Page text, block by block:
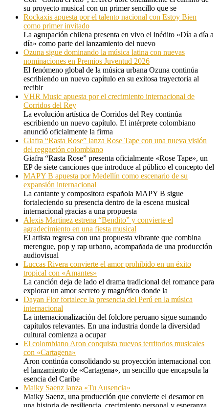
su proyecto musical con un primer sencillo que se
Rockaxis apuesta por el talento nacional con Estoy Bien
como primer invitado
La agrupación chilena presenta en vivo el inédito «Día a día a
día» como parte del lanzamiento del nuevo
Ozuna sigue dominando la música latina con nuevas
nominaciones en Premios Juventud 2026
El fenómeno global de la música urbana Ozuna continúa
escribiendo un nuevo capítulo en su exitosa trayectoria al
recibir
VHR Music apuesta por el crecimiento internacional de
Corridos del Rey
La evolución artística de Corridos del Rey continúa
escribiendo un nuevo capítulo. El intérprete colombiano
anunció oficialmente la firma
Giafra “Rasta Rose” lanza Rose Tape con una nueva visión
del reggaetón colombiano
Giafra “Rasta Rose” presenta oficialmente «Rose Tape», un
EP de siete canciones que introduce al público el concepto del
MAPY B apuesta por Medellín como escenario de su
expansión internacional
La cantante y compositora española MAPY B sigue
fortaleciendo su presencia dentro de la escena musical
internacional gracias a una propuesta
Alexis Martinez estrena “Bendito” y convierte el
agradecimiento en una fiesta musical
El artista regresa con una propuesta vibrante que combina
merengue, pop y rap urbano, acompañada de una producción
audiovisual
Luccas Rivera convierte el amor prohibido en un éxito
tropical con «Amantes»
La canción deja de lado el drama tradicional del romance para
explorar un amor secreto y magnético donde la
Dayan Flor fortalece la presencia del Perú en la música
internacional
La internacionalización del folclore peruano sigue sumando
capítulos relevantes. En una industria donde la diversidad
cultural comienza a ocupar
El colombiano Aron conquista nuevos territorios musicales
con «Cartagena»
Aron continúa consolidando su proyección internacional con
el lanzamiento de «Cartagena», un sencillo que encapsula la
esencia del Caribe
Maiky Saenz lanza «Tu Ausencia»
Maiky Saenz, una producción que convierte el desamor en
una historia de resiliencia, crecimiento personal y esperanza.